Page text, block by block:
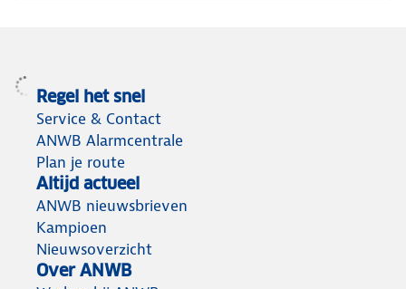
Regel het snel
Service & Contact
ANWB Alarmcentrale
Plan je route
Altijd actueel
ANWB nieuwsbrieven
Kampioen
Nieuwsoverzicht
Over ANWB